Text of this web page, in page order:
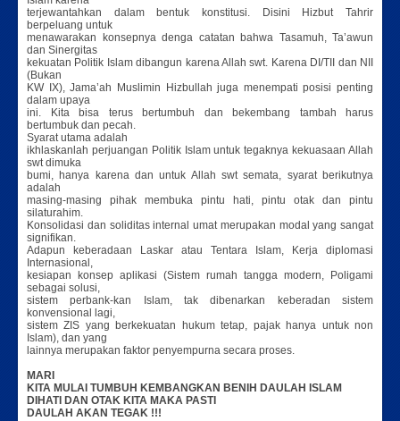
terjewantahkan dalam bentuk konstitusi. Disini Hizbut Tahrir
berpeluang untuk
menawarakan konsepnya denga catatan bahwa Tasamuh, Ta’awun
dan Sinergitas
kekuatan Politik Islam dibangun karena Allah swt. Karena DI/TII dan NII
(Bukan
KW IX), Jama’ah Muslimin Hizbullah juga menempati posisi penting
dalam upaya
ini. Kita bisa terus bertumbuh dan bekembang tambah harus
bertumbuk dan pecah.
Syarat utama adalah
ikhlaskanlah perjuangan Politik Islam untuk tegaknya kekuasaan Allah
swt dimuka
bumi, hanya karena dan untuk Allah swt semata, syarat berikutnya
adalah
masing-masing pihak membuka pintu hati, pintu otak dan pintu
silaturahim.
Konsolidasi dan soliditas internal umat merupakan modal yang sangat
signifikan.
Adapun keberadaan Laskar atau Tentara Islam, Kerja diplomasi
Internasional,
kesiapan konsep aplikasi (Sistem rumah tangga modern, Poligami
sebagai solusi,
sistem perbank-kan Islam, tak dibenarkan keberadan sistem
konvensional lagi,
sistem ZIS yang berkekuatan hukum tetap, pajak hanya untuk non
Islam), dan yang
lainnya merupakan faktor penyempurna secara proses.
MARI
KITA MULAI TUMBUH KEMBANGKAN BENIH DAULAH ISLAM
DIHATI DAN OTAK KITA MAKA PASTI
DAULAH AKAN TEGAK !!!